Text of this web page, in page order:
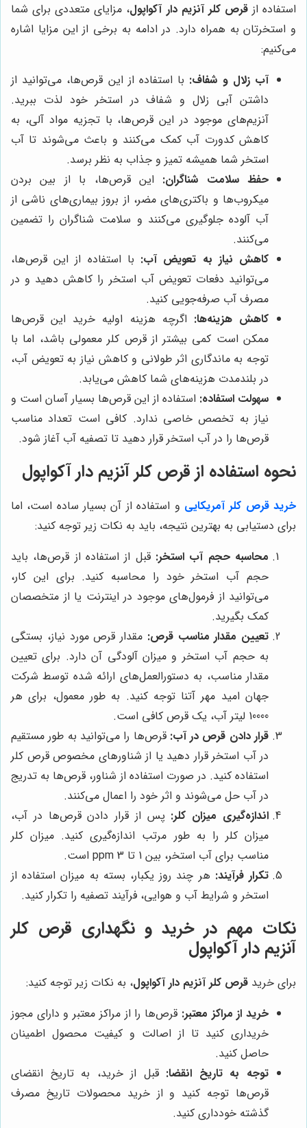
استفاده ازقرص کلر آنزیم دار آکواپول، مزایای متعددی برای شما
و استخرتان به همراه دارد. در ادامه به برخی از این مزایا اشاره
می‌کنیم:
آب زلال و شفاف: با استفاده از این قرص‌ها، می‌توانید از
داشتن آبی زلال و شفاف در استخر خود لذت ببرید.
آنزیم‌های موجود در این قرص‌ها، با تجزیه مواد آلی، به
کاهش کدورت آب کمک می‌کنند و باعث می‌شوند تا آب
استخر شما همیشه تمیز و جذاب به نظر برسد.
حفظ سلامت شناگران: این قرص‌ها، با از بین بردن
میکروب‌ها و باکتری‌های مضر، از بروز بیماری‌های ناشی از
آب آلوده جلوگیری می‌کنند و سلامت شناگران را تضمین
می‌کنند.
کاهش نیاز به تعویض آب: با استفاده از این قرص‌ها،
می‌توانید دفعات تعویض آب استخر را کاهش دهید و در
مصرف آب صرفه‌جویی کنید.
کاهش هزینه‌ها: اگرچه هزینه اولیه خرید این قرص‌ها
ممکن است کمی بیشتر از قرص کلر معمولی باشد، اما با
توجه به ماندگاری اثر طولانی و کاهش نیاز به تعویض آب،
در بلندمدت هزینه‌های شما کاهش می‌یابد.
سهولت استفاده: استفاده از این قرص‌ها بسیار آسان است و
نیاز به تخصص خاصی ندارد. کافی است تعداد مناسب
قرص‌ها را در آب استخر قرار دهید تا تصفیه آب آغاز شود.
نحوه استفاده از قرص کلر آنزیم دار آکواپول
خرید قرص کلر آمریکایی و استفاده از آن بسیار ساده است، اما
برای دستیابی به بهترین نتیجه، باید به نکات زیر توجه کنید:
محاسبه حجم آب استخر: قبل از استفاده از قرص‌ها، باید
حجم آب استخر خود را محاسبه کنید. برای این کار،
می‌توانید از فرمول‌های موجود در اینترنت یا از متخصصان
کمک بگیرید.
تعیین مقدار مناسب قرص: مقدار قرص مورد نیاز، بستگی
به حجم آب استخر و میزان آلودگی آن دارد. برای تعیین
مقدار مناسب، به دستورالعمل‌های ارائه شده توسط شرکت
جهان امید مهر آتنا توجه کنید. به طور معمول، برای هر
10000 لیتر آب، یک قرص کافی است.
قرار دادن قرص در آب: قرص‌ها را می‌توانید به طور مستقیم
در آب استخر قرار دهید یا از شناورهای مخصوص قرص کلر
استفاده کنید. در صورت استفاده از شناور، قرص‌ها به تدریج
در آب حل می‌شوند و اثر خود را اعمال می‌کنند.
اندازه‌گیری میزان کلر: پس از قرار دادن قرص‌ها در آب،
میزان کلر را به طور مرتب اندازه‌گیری کنید. میزان کلر
مناسب برای آب استخر، بین 1 تا 3 ppm است.
تکرار فرآیند: هر چند روز یکبار، بسته به میزان استفاده از
استخر و شرایط آب و هوایی، فرآیند تصفیه را تکرار کنید.
نکات مهم در خرید و نگهداری قرص کلر
آنزیم دار آکواپول
برای خرید قرص کلر آنزیم دار آکواپول، به نکات زیر توجه کنید:
خرید از مراکز معتبر: قرص‌ها را از مراکز معتبر و دارای مجوز
خریداری کنید تا از اصالت و کیفیت محصول اطمینان
حاصل کنید.
توجه به تاریخ انقضا: قبل از خرید، به تاریخ انقضای
قرص‌ها توجه کنید و از خرید محصولات تاریخ مصرف
گذشته خودداری کنید.